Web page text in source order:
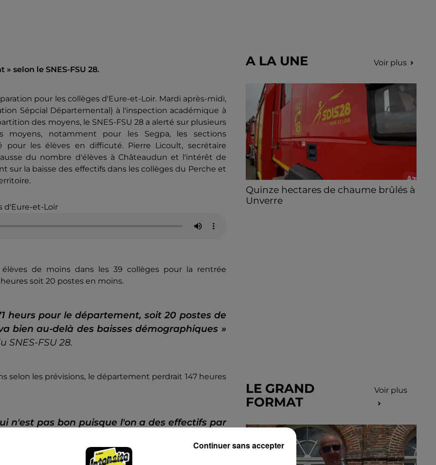
selon le SNES-FSU 28.
pour les collèges d'Eure-et-Loir. Mardi après-midi,
Sépcial Départemental) à l'inspection académique à
des moyens, le SNES-FSU 28 a alerté sur plusieurs
moyens, notamment pour les Segpa, les sections
les élèves en difficuté. Pierre Licoult, secrétaire
du nombre d'élèves à Châteaudun et l'intérêt de
sur la baisse des effectifs dans les collèges du Perche et
d'Eure-et-Loir
de moins dans les 39 collèges pour la rentrée
soit 20 postes en moins.
heurs pour le département, soit 20 postes de
bien au-delà des baisses démographiques »
FSU 28.
selon les prévisions, le département perdrait 147 heures
n'est pas bon puisque l'on a des effectifs par
A LA UNE Voir plus
Quinze hectares de chaume brûlés à
Unverre
LE GRAND
FORMAT
Voir plus
Continuer sans accepter